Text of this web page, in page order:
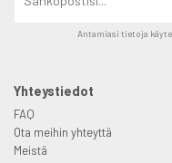
Antamiasi tietoja
Yhteystiedot
FAQ
Ota meihin yhteyttä
Meistä